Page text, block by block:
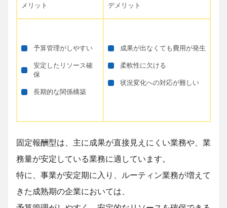
メリット デメリット
予算管理がしやすい
安定したリソース確
保
長期的な関係構築
成果が出なくても費用が発生
柔軟性に欠ける
状況変化への対応が難しい
固定報酬型は、主に成果が直接見えにくい業務や、業
務量が安定している業務に適しています。
特に、事業が安定期に入り、ルーティン業務が増えて
きた成熟期の企業においては、